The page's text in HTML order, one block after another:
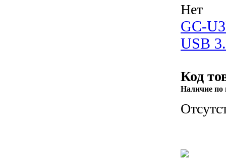
Нет
GC-
USB
Код
Наличие по